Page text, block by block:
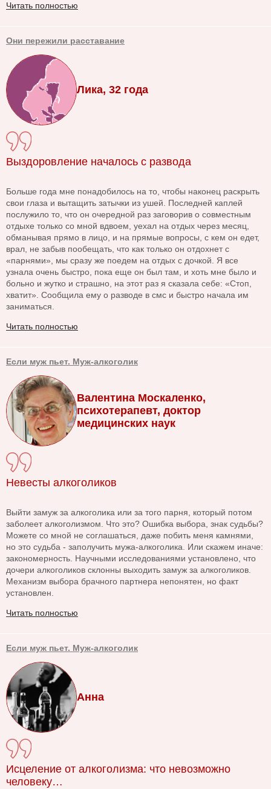
Читать полностью
Они пережили расставание
Лика, 32 года
Выздоровление началось с развода
Больше года мне понадобилось на то, чтобы наконец раскрыть
свои глаза и вытащить затычки из ушей. Последней каплей
послужило то, что он очередной раз заговорив о совместным
отдыхе только со мной вдвоем, уехал на отдых через месяц,
обманывая прямо в лицо, и на прямые вопросы, с кем он едет,
врал, не забыв пообещать, что как только он отдохнет с
«парнями», мы сразу же поедем на отдых с дочкой. Я все
узнала очень быстро, пока еще он был там, и хоть мне было и
больно и жутко и страшно, на этот раз я сказала себе: «Стоп,
хватит». Сообщила ему о разводе в смс и быстро начала им
заниматься.
Читать полностью
Если муж пьет. Муж-алкоголик
Валентина Москаленко,
психотерапевт, доктор
медицинских наук
Невесты алкоголиков
Выйти замуж за алкоголика или за того парня, который потом
заболеет алкоголизмом. Что это? Ошибка выбора, знак судьбы?
Можете со мной не соглашаться, даже побить меня камнями,
но это судьба - заполучить мужа-алкоголика. Или скажем иначе:
закономерность. Научными исследованиями установлено, что
дочери алкоголиков склонны выходить замуж за алкоголиков.
Механизм выбора брачного партнера непонятен, но факт
установлен.
Читать полностью
Если муж пьет. Муж-алкоголик
Анна
Исцеление от алкоголизма: что невозможно
человеку…